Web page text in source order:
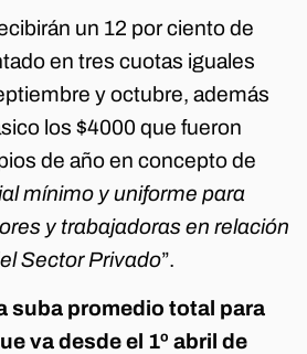
un 12 por ciento de
en tres cuotas iguales
y octubre, además
los $4000 que fueron
de año en concepto de
mínimo y uniforme para
y trabajadoras en relación
Sector Privado”.
suba promedio total para
va desde el 1º abril de